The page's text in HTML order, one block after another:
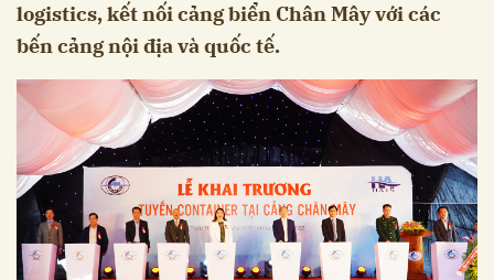
logistics, kết nối cảng biển Chân Mây với các
bến cảng nội địa và quốc tế.